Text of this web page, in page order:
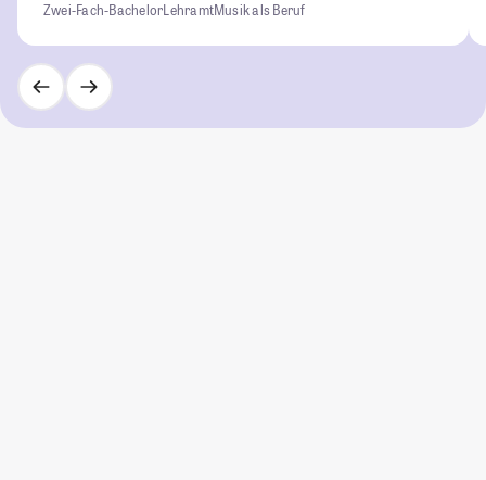
Zwei-Fach-BachelorLehramtMusik als Beruf